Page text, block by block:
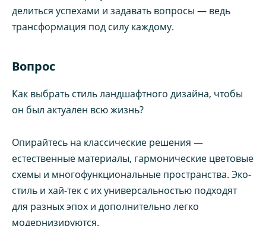
делиться успехами и задавать вопросы — ведь
трансформация под силу каждому.
Вопрос
Как выбрать стиль ландшафтного дизайна, чтобы
он был актуален всю жизнь?
Опирайтесь на классические решения —
естественные материалы, гармонические цветовые
схемы и многофункциональные пространства. Эко-
стиль и хай-тек с их универсальностью подходят
для разных эпох и дополнительно легко
модернизируются.